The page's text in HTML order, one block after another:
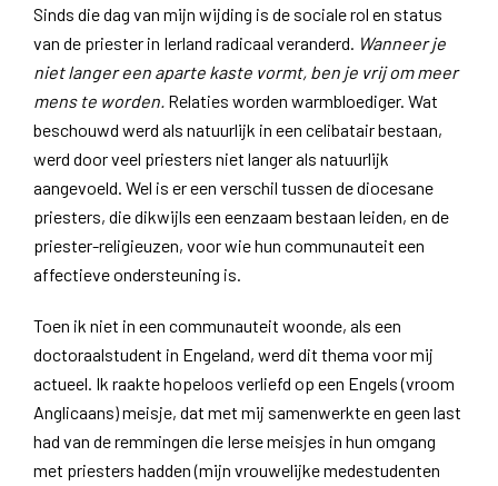
Sinds die dag van mijn wijding is de sociale rol en status
van de priester in Ierland radicaal veranderd. Wanneer je
niet langer een aparte kaste vormt, ben je vrij om meer
mens te worden. Relaties worden warmbloediger. Wat
beschouwd werd als natuurlijk in een celibatair bestaan,
werd door veel priesters niet langer als natuurlijk
aangevoeld. Wel is er een verschil tussen de diocesane
priesters, die dikwijls een eenzaam bestaan leiden, en de
priester-religieuzen, voor wie hun communauteit een
affectieve ondersteuning is.
Toen ik niet in een communauteit woonde, als een
doctoraalstudent in Engeland, werd dit thema voor mij
actueel. Ik raakte hopeloos verliefd op een Engels (vroom
Anglicaans) meisje, dat met mij samenwerkte en geen last
had van de remmingen die Ierse meisjes in hun omgang
met priesters hadden (mijn vrouwelijke medestudenten